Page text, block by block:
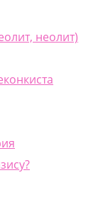
неолит)